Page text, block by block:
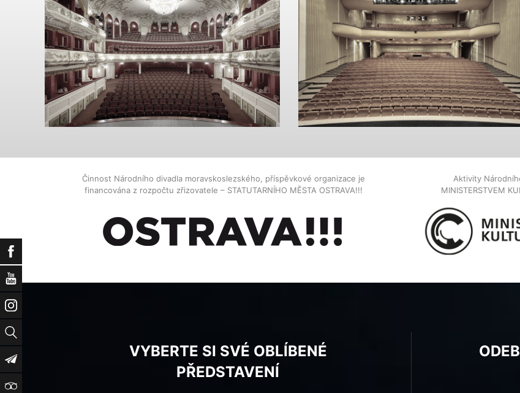
Facebook
YouTube
Instagram
Vyhledat
Newsletter
TripAdvisor
Činnost Národního divadla moravskoslezského, příspěvkové organizace je
financována z rozpočtu zřizovatele – STATUTARNÍHO MĚSTA OSTRAVA!!!
Aktivity
MINISTERSTVEM
VYBERTE SI SVÉ OBLÍBENÉ
PŘEDSTAVENÍ